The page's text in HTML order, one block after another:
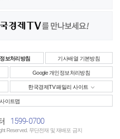
보처리방침 기사배열 기본방침
Google 개인정보처리방침
한국경제TV 패밀리 사이트
사이트맵
1599-0700
Reserved. 무단전재 및 재배포 금지